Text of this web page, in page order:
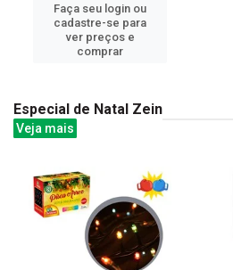
Faça seu login ou
cadastre-se para
ver preços e
comprar
Especial de Natal Zein
Veja mais